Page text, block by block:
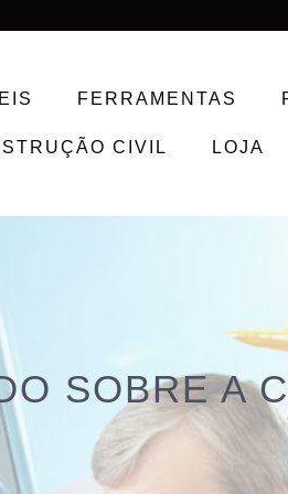
FERRAMENTAS
CIVIL LOJA
SOBRE A